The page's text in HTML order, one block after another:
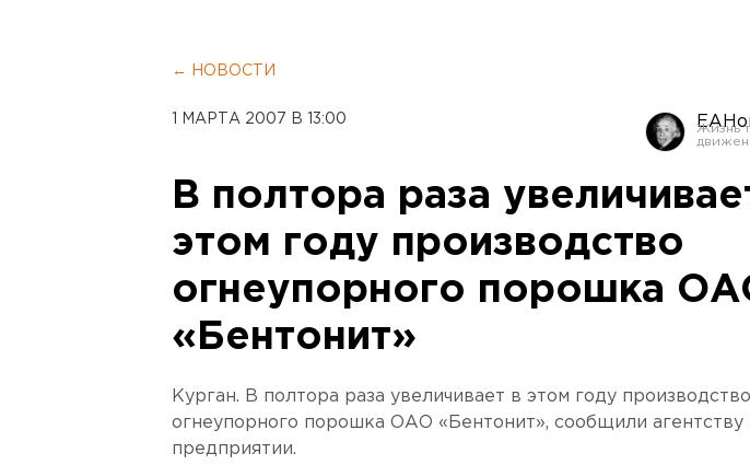
← НОВОСТИ
1 МАРТА 2007 В 13:00
В полтора раза
этом году производство
огнеупорного порошка
«Бентонит»
Курган. В полтора раза увеличивает в этом году производство
огнеупорного порошка ОАО «Бентонит», сообщили
предприятии.